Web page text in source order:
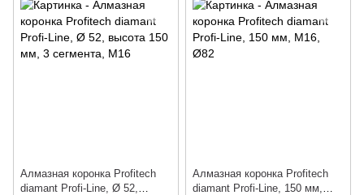
Алмазная коронка Profitech
diamant Profi-Line, Ø 52,
Алмазная коронка Profitech
diamant Profi-Line, 150 мм,